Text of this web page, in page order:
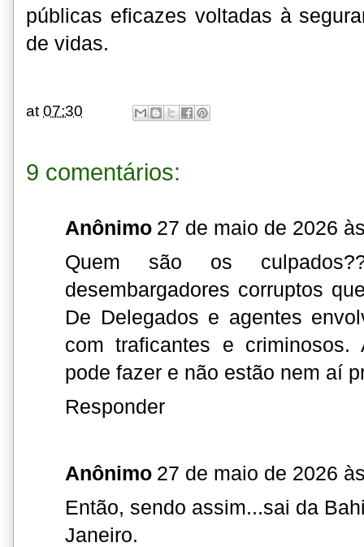
públicas eficazes voltadas à
de vidas.
at07:30
9 comentários:
Anônimo 27 de maio de 2026
Quem são os
desembargadores corruptos
De Delegados e agentes
com traficantes e
pode fazer e não estão nem aí
Responder
Anônimo 27 de maio de 2026
Então, sendo assim...sai da
Janeiro.